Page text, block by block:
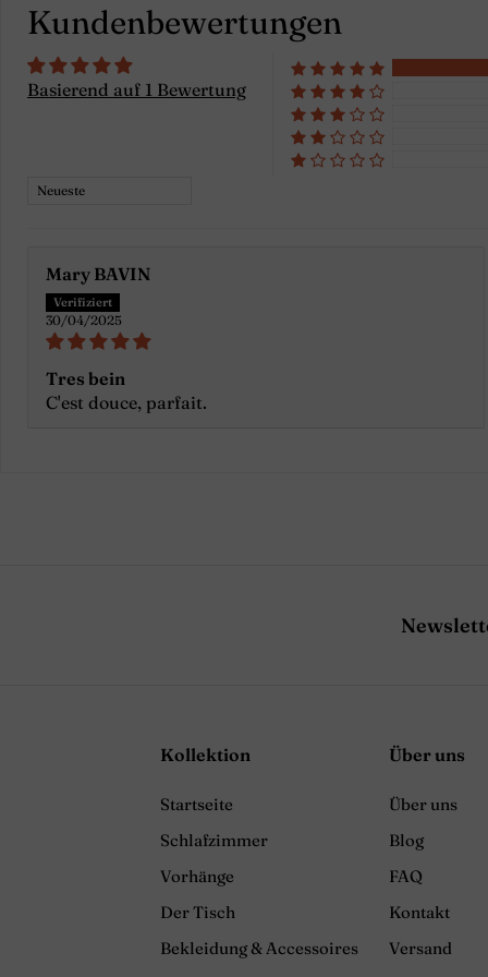
Kundenbewertungen
Basierend auf 1 Bewertung
Sort by
Mary BAVIN
30/04/2025
Tres bein
C'est douce, parfait.
Kollektion
Startseite
Schlafzimmer
Vorhänge
Der Tisch
Bekleidung & Accessoires
Über uns
Über uns
Blog
FAQ
Kontakt
Versand